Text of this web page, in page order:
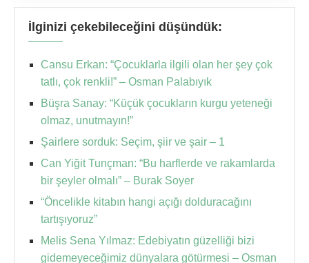
İlginizi çekebileceğini düşündük:
Cansu Erkan: “Çocuklarla ilgili olan her şey çok
tatlı, çok renkli!” – Osman Palabıyık
Büşra Sanay: “Küçük çocukların kurgu yeteneği
olmaz, unutmayın!”
Şairlere sorduk: Seçim, şiir ve şair – 1
Can Yiğit Tunçman: “Bu harflerde ve rakamlarda
bir şeyler olmalı” – Burak Soyer
“Öncelikle kitabın hangi açığı dolduracağını
tartışıyoruz”
Melis Sena Yılmaz: Edebiyatın güzelliği bizi
gidemeyeceğimiz dünyalara götürmesi – Osman